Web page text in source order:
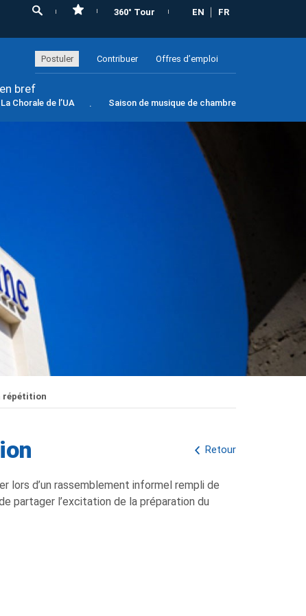
360° Tour EN FR
Postuler Contribuer Offres d’emploi
en bref
La Chorale de l’UA Saison de musique de chambre
répétition
Retour
lors d’un rassemblement informel rempli de
partager l’excitation de la préparation du